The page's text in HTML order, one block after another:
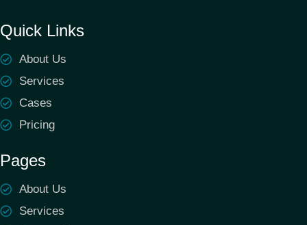
Quick Links
About Us
Services
Cases
Pricing
Pages
About Us
Services